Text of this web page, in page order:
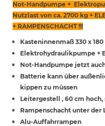
Not-Handpumpe +
Nutzlast von ca. 2700 kg +
+ RAMPENSCHACHT !!!
Kasteninnenmaß 330 x 180
Elektrohydraulikpumpe +
Not-Handpumpe jetzt
Batterie kann über
kippen zu müssen
Leitergestell , 60 cm
Rampenschacht unter der
Alu-Auffahrrampen